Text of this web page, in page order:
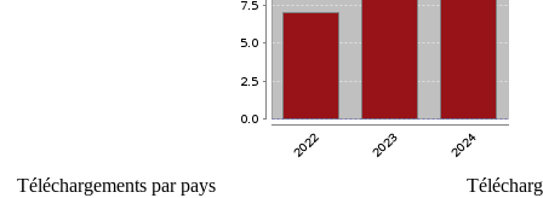
Téléchargements par pays